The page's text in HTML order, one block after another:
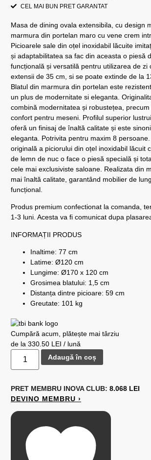
CEL MAI BUN PRET GARANTAT
Masa de dining ovala extensibila, cu design
marmura din portelan maro cu vene crem
Picioarele sale din oțel inoxidabil lăcuite
și adaptabilitatea sa fac din aceasta o piesă
funcțională și versatilă pentru utilizarea de zi
extensii de 35 cm, si se poate extinde de la
Blatul din marmura din portelan este
un plus de modernitate si eleganta.
combină modernitatea și robustețea,
confort pentru meseni. Profilul superior
oferă un finisaj de înaltă calitate și este
eleganta. Potrivita pentru maxim 8
originală a piciorului din oțel inoxidabil lăcuit
de lemn de nuc o face o piesă specială și
cele mai exclusiviste saloane. Realizata din
mai înaltă calitate, garantând mobilier de
funcțional.
Produs premium confectionat la comanda,
1-3 luni. Acesta va fi comunicat dupa
INFORMAȚII PRODUS
Inaltime: 77 cm
Latime: Ø120 cm
Lungime: Ø170 x 120 cm
Grosimea blatului: 1,5 cm
Distanța dintre picioare: 59 cm
Greutate: 101 kg
Cumpără acum, plătește mai târziu
de la 330.50 LEI / lună
Adaugă în coș
PRET MEMBRU INOVA CLUB: 8.068 LEI
DEVINO MEMBRU ›